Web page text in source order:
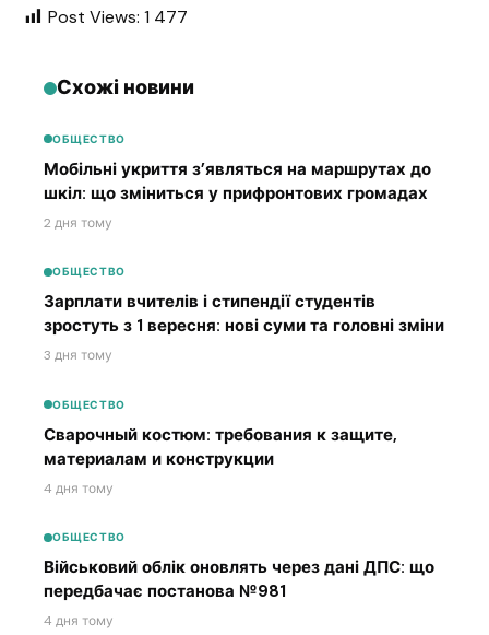
Post Views: 1 477
Схожі новини
ОБЩЕСТВО
Мобільні укриття з’являться на маршрутах до
шкіл: що зміниться у прифронтових громадах
2 дня тому
ОБЩЕСТВО
Зарплати вчителів і стипендії студентів
зростуть з 1 вересня: нові суми та головні зміни
3 дня тому
ОБЩЕСТВО
Сварочный костюм: требования к защите,
материалам и конструкции
4 дня тому
ОБЩЕСТВО
Військовий облік оновлять через дані ДПС: що
передбачає постанова №981
4 дня тому